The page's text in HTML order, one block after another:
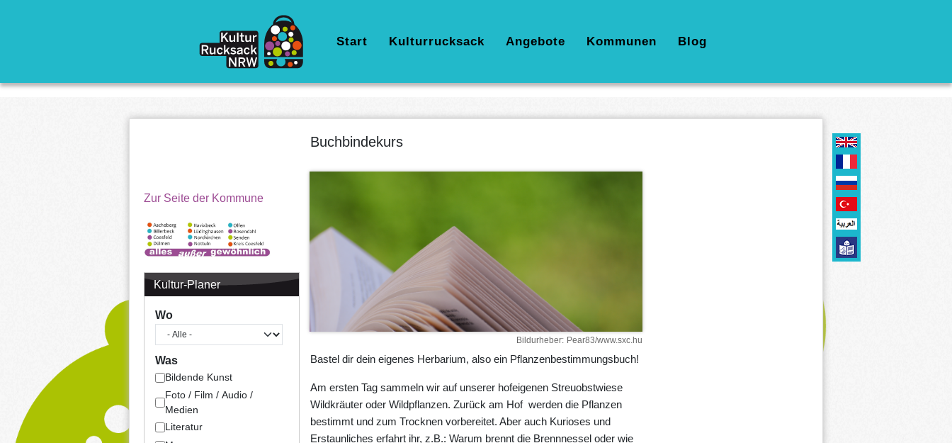
Hauptnavigation
Start Kulturrucksack Angebote Kommunen Blog
Zur Seite der Kommune
Kultur-Planer
Wo
Was
Bildende Kunst
Foto / Film / Audio /
Medien
Literatur
Buchbindekurs
Bildurheber Pear83/www.sxc.hu
Bastel dir dein eigenes Herbarium, also ein Pflanzenbestimmungsbuch!
Am ersten Tag sammeln wir auf unserer hofeigenen Streuobstwiese
Wildkräuter oder Wildpflanzen. Zurück am Hof werden die Pflanzen
bestimmt und zum Trocknen vorbereitet. Aber auch Kurioses und
Erstaunliches erfahrt ihr, z.B.: Warum brennt die Brennnessel oder wie